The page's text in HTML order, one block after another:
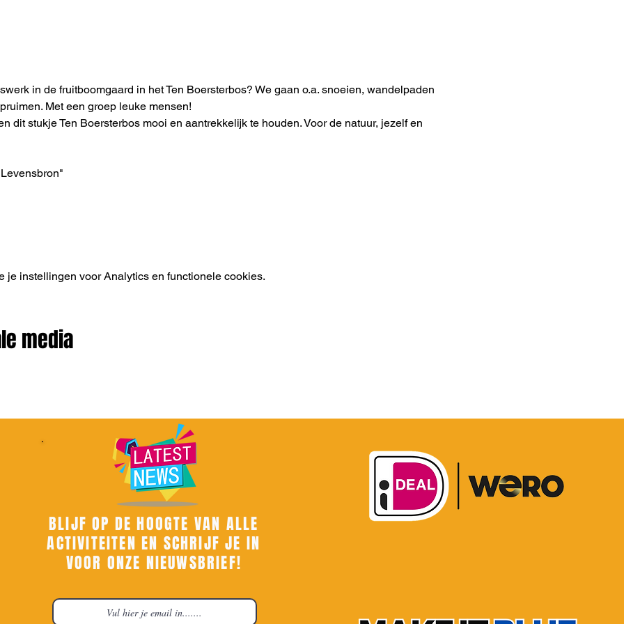
in de fruitboomgaard in het Ten Boersterbos? We gaan o.a. snoeien, wandelpaden
Met een groep leuke mensen!
dit stukje Ten Boersterbos mooi en aantrekkelijk te houden. Voor de natuur, jezelf en
je instellingen voor Analytics en functionele cookies.
media
BLIJF OP DE HOOGTE VAN ALLE
ACTIVITEITEN EN SCHRIJF JE IN
VOOR ONZE NIEUWSBRIEF!